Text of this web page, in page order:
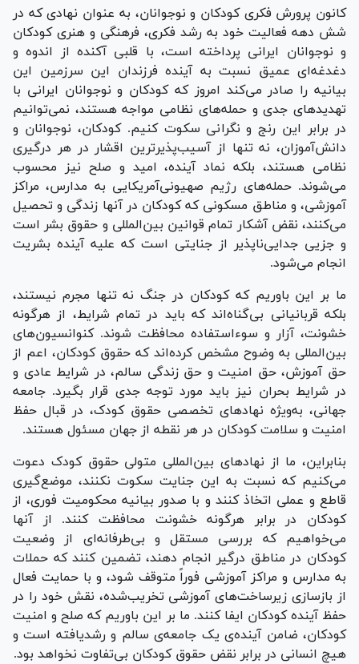
کانون پرورش فکری کودکان و نوجوانان، به عنوان نهادی که در
شش دهه فعالیت خود به رشد فکری، فرهنگی و هنری کودکان
و نوجوانان ایرانی پرداخته است، با قلبی آکنده از اندوه و
دغدغه‌ای عمیق نسبت به آینده فرزندان این سرزمین این
بیانیه را صادر می‌کند امروز که کودکان و نوجوانان ایرانی با
تهدید‌های جدی و حمله‌های نظامی مواجه هستند، نمی‌توانیم
در برابر این رنج و نگرانی سکوت کنیم. کودکان، نوجوانان و
دانش‌آموزان، نه تنها از آسیب‌پذیرترین اقشار در هر درگیری
نظامی هستند، بلکه نماد آینده، امید و صلح نیز محسوب
می‌شوند. حمله‌های رژیم صهیونی‌آمریکایی به مدارس، مراکز
آموزشی، و مناطق مسکونی که کودکان در آنها زندگی و تحصیل
می‌کنند، نقض آشکار تمام قوانین بین‌المللی و حقوق بشر است
و جزیی جدایی‌ناپذیر از جنایتی است که علیه آینده بشریت
انجام می‌شود.
ما بر این باوریم که کودکان در جنگ نه تنها مجرم نیستند،
بلکه قربانیانی بی‌گناه‌اند که باید در تمام شرایط، از هرگونه
خشونت، آزار و سوءاستفاده محافظت شوند. کنوانسیون‌های
بین‌المللی به وضوح مشخص کرده‌اند که حقوق کودکان، اعم از
حق آموزش، حق امنیت و حق زندگی سالم، در شرایط عادی و
در شرایط بحران نیز باید مورد توجه جدی قرار بگیرد. جامعه
جهانی، به‌ویژه نهاد‌های تخصصی حقوق کودک، در قبال حفظ
امنیت و سلامت کودکان در هر نقطه از جهان مسئول هستند.
بنابراین، ما از نهاد‌های بین‌المللی متولی حقوق کودک دعوت
می‌کنیم که نسبت به این جنایت سکوت نکنند، موضع‌گیری
قاطع و عملی اتخاذ کنند و با صدور بیانیه محکومیت فوری، از
کودکان در برابر هرگونه خشونت محافظت کنند. از آنها
می‌خواهیم که بررسی مستقل و بی‌طرفانه‌ای از وضعیت
کودکان در مناطق درگیر انجام دهند، تضمین کنند که حملات
به مدارس و مراکز آموزشی فوراً متوقف شود، و با حمایت فعال
از بازسازی زیرساخت‌های آموزشی تخریب‌شده، نقش خود را در
حفظ آینده کودکان ایفا کنند. ما بر این باوریم که صلح و امنیت
کودکان، ضامن آینده‌ی یک جامعه‌ی سالم و رشدیافته است و
هیچ انسانی در برابر نقض حقوق کودکان بی‌تفاوت نخواهد بود.